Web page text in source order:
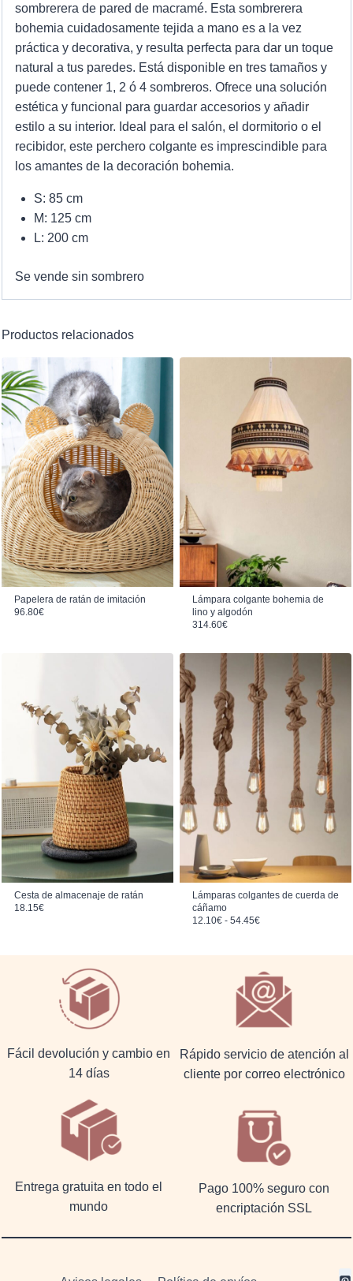
sombrerera de pared de macramé. Esta sombrerera
bohemia cuidadosamente tejida a mano es a la vez
práctica y decorativa, y resulta perfecta para dar un toque
natural a tus paredes. Está disponible en tres tamaños y
puede contener 1, 2 ó 4 sombreros. Ofrece una solución
estética y funcional para guardar accesorios y añadir
estilo a su interior. Ideal para el salón, el dormitorio o el
recibidor, este perchero colgante es imprescindible para
los amantes de la decoración bohemia.
S: 85 cm
M: 125 cm
L: 200 cm
Se vende sin sombrero
Productos relacionados
Papelera de ratán de imitación
96.80€
Lámpara colgante bohemia de
lino y algodón
314.60€
Cesta de almacenaje de ratán
18.15€
Lámparas colgantes de cuerda de
cáñamo
12.10€ - 54.45€Rango de precios: desde 12.10€ hasta 54.45€
Fácil devolución y cambio en
14 días
Rápido servicio de atención al
cliente por correo electrónico
Entrega gratuita en todo el
mundo
Pago 100% seguro con
encriptación SSL